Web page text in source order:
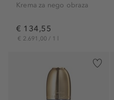
Krema za nego obraza
€ 134,55
€ 2.691,00 / 1 l